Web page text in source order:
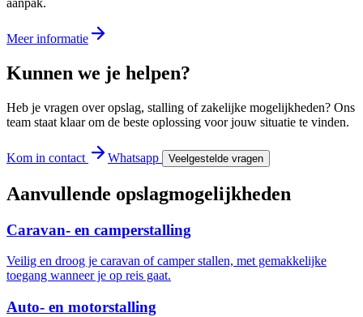
Meer informatie
Kunnen we je helpen?
Heb je vragen over opslag, stalling of zakelijke mogelijkheden? Ons
team staat klaar om de beste oplossing voor jouw situatie te vinden.
Kom in contact Whatsapp Veelgestelde vragen
Aanvullende opslagmogelijkheden
Caravan- en camperstalling
Veilig en droog je caravan of camper stallen, met gemakkelijke
toegang wanneer je op reis gaat.
Auto- en motorstalling